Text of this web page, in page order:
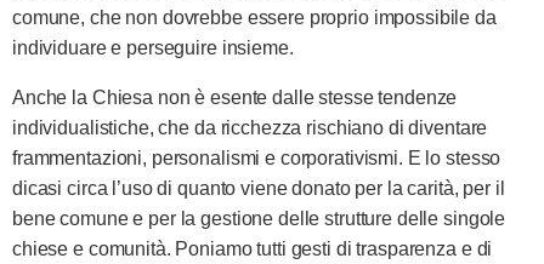
comune, che non dovrebbe essere proprio impossibile da
individuare e perseguire insieme.
Anche la Chiesa non è esente dalle stesse tendenze
individualistiche, che da ricchezza rischiano di diventare
frammentazioni, personalismi e corporativismi. E lo stesso
dicasi circa l’uso di quanto viene donato per la carità, per il
bene comune e per la gestione delle strutture delle singole
chiese e comunità. Poniamo tutti gesti di trasparenza e di